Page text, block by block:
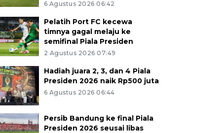
6 Agustus 2026 06:42
Pelatih Port FC kecewa
timnya gagal melaju ke
semifinal Piala Presiden
2 Agustus 2026 07:49
Hadiah juara 2, 3, dan 4 Piala
Presiden 2026 naik Rp500 juta
6 Agustus 2026 06:44
Persib Bandung ke final Piala
Presiden 2026 seusai libas